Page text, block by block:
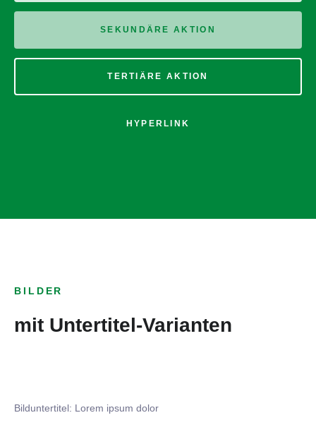
SEKUNDÄRE AKTION
TERTIÄRE AKTION
HYPERLINK
BILDER
mit Untertitel-Varianten
Bilduntertitel: Lorem ipsum dolor